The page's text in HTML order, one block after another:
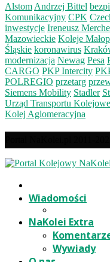
Alstom Andrzej Bittel
Komunikacyjny CPK
inwestycje Ireneusz
Mazowieckie Koleje
Śląskie koronawirus
modernizacja Newag Pesa
CARGO PKP Intercity
POLREGIO przetarg
Siemens Mobility Stadler
Urząd Transportu
Kolej Aglomeracyjna
Wiadomości
NaKolei Extra
Wywiady